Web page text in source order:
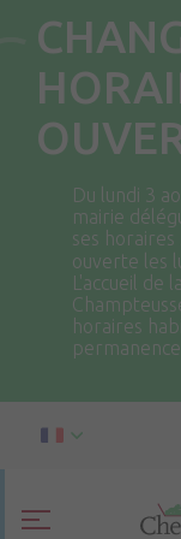
Du lundi 3
mairie
ses
ouverte les
L'accueil de
horaires